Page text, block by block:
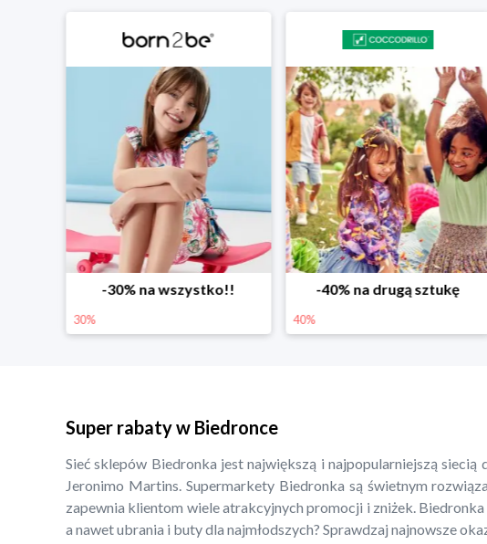
-40% na drugą sztukę Wiosenne rabaty
Super rabaty w Biedronce
Sieć sklepów Biedronka jest największą i najpopularniejszą
Jeronimo Martins. Supermarkety Biedronka są świetnym
zapewnia klientom wiele atrakcyjnych promocji i zniżek.
a nawet ubrania i buty dla najmłodszych? Sprawdzaj najnowsze